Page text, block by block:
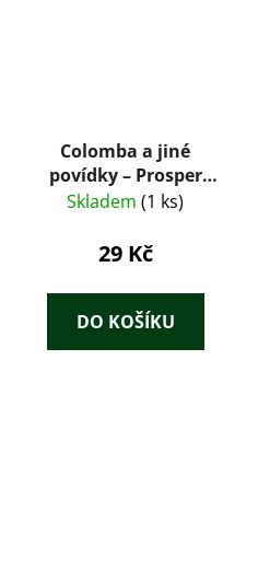
Colomba a jiné
povídky – Prosper
Mérimée (1959)
Skladem (1 ks)
29 Kč
DO KOŠÍKU